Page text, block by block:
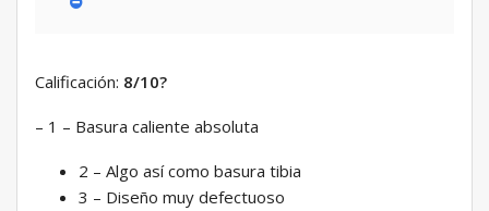
Calificación: 8/10?
– 1 – Basura caliente absoluta
2 – Algo así como basura tibia
3 – Diseño muy defectuoso